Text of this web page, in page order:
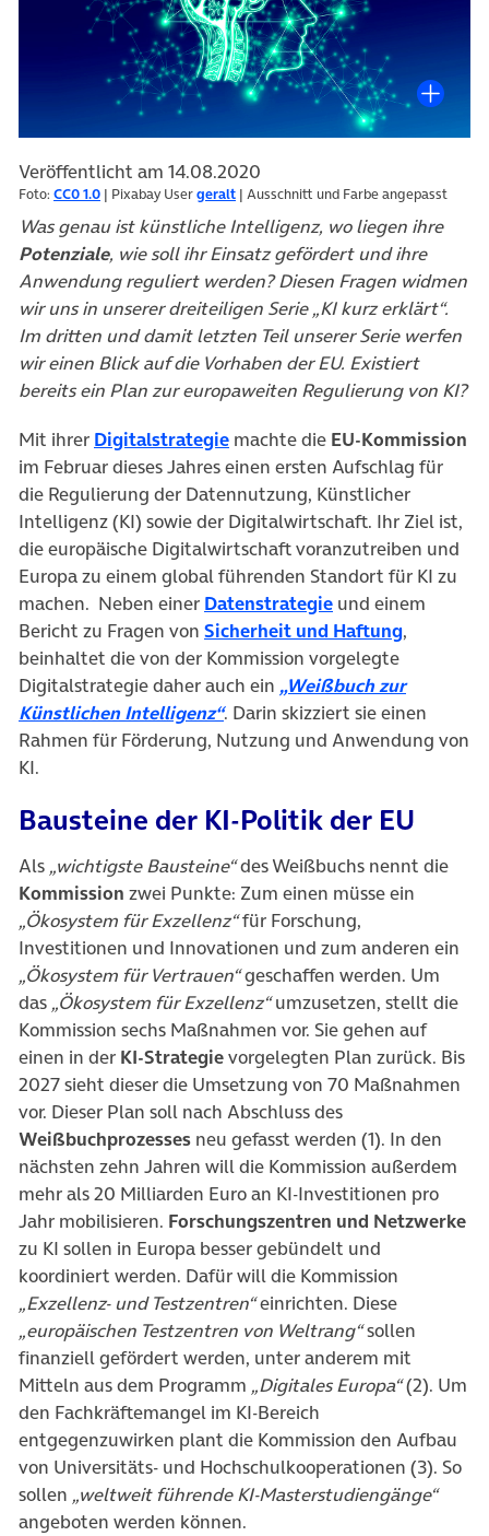
Veröffentlicht am 14.08.2020
Foto: CC0 1.0 | Pixabay Usergeralt | Ausschnitt und Farbe angepasst
Was genau ist künstliche Intelligenz, wo liegen ihre
Potenziale, wie soll ihr Einsatz gefördert und ihre
Anwendung reguliert werden? Diesen Fragen widmen
wir uns in unserer dreiteiligen Serie „KI kurz erklärt“.
Im dritten und damit letzten Teil unserer Serie werfen
wir einen Blick auf die Vorhaben der EU. Existiert
bereits ein Plan zur europaweiten Regulierung von KI?
Mit ihrer Digitalstrategie(öffnet in neuem Tab)
machte die EU-Kommission
im Februar dieses Jahres einen ersten Aufschlag für
die Regulierung der Datennutzung, Künstlicher
Intelligenz (KI) sowie der Digitalwirtschaft. Ihr Ziel ist,
die europäische Digitalwirtschaft voranzutreiben und
Europa zu einem global führenden Standort für KI zu
machen. Neben einer Datenstrategie(öffnet in neuem
und einem
Bericht zu Fragen von Sicherheit und Haftung(öffnet in
,
beinhaltet die von der Kommission vorgelegte
Digitalstrategie daher auch ein „Weißbuch zur
Künstlichen Intelligenz“(öffnet in neuem Tab)
. Darin skizziert sie einen
Rahmen für Förderung, Nutzung und Anwendung von
KI.
Bausteine der KI-Politik der EU
Als „wichtigste Bausteine“des Weißbuchs nennt die
Kommission zwei Punkte: Zum einen müsse ein
„Ökosystem für Exzellenz“für Forschung,
Investitionen und Innovationen und zum anderen ein
„Ökosystem für Vertrauen“geschaffen werden. Um
das „Ökosystem für Exzellenz“umzusetzen, stellt die
Kommission sechs Maßnahmen vor. Sie gehen auf
einen in der KI-Strategievorgelegten Plan zurück. Bis
2027 sieht dieser die Umsetzung von 70 Maßnahmen
vor. Dieser Plan soll nach Abschluss des
Weißbuchprozesses neu gefasst werden (1). In den
nächsten zehn Jahren will die Kommission außerdem
mehr als 20 Milliarden Euro an KI-Investitionen pro
Jahr mobilisieren. Forschungszentren und Netzwerke
zu KI sollen in Europa besser gebündelt und
koordiniert werden. Dafür will die Kommission
„Exzellenz- und Testzentren“einrichten. Diese
„europäischen Testzentren von Weltrang“sollen
finanziell gefördert werden, unter anderem mit
Mitteln aus dem Programm „Digitales Europa“(2). Um
den Fachkräftemangel im KI-Bereich
entgegenzuwirken plant die Kommission den Aufbau
von Universitäts- und Hochschulkooperationen (3). So
sollen „weltweit führende KI-Masterstudiengänge“
angeboten werden können.